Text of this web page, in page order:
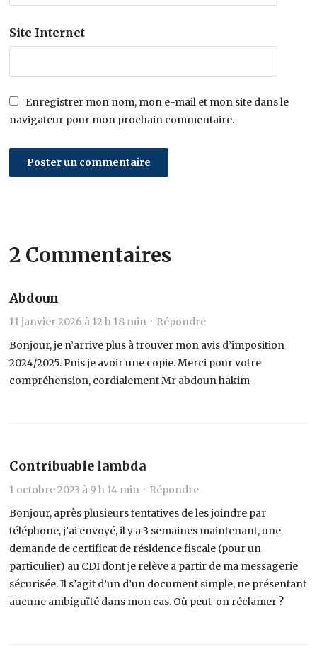
Site Internet
Enregistrer mon nom, mon e-mail et mon site dans le
navigateur pour mon prochain commentaire.
2 Commentaires
Abdoun
11 janvier 2026 à 12 h 18 min · Répondre
Bonjour, je n’arrive plus à trouver mon avis d’imposition
2024/2025. Puis je avoir une copie. Merci pour votre
compréhension, cordialement Mr abdoun hakim
Contribuable lambda
1 octobre 2023 à 9 h 14 min · Répondre
Bonjour, après plusieurs tentatives de les joindre par
téléphone, j’ai envoyé, il y a 3 semaines maintenant, une
demande de certificat de résidence fiscale (pour un
particulier) au CDI dont je relève a partir de ma messagerie
sécurisée. Il s’agit d’un d’un document simple, ne présentant
aucune ambiguïté dans mon cas. Où peut-on réclamer ?